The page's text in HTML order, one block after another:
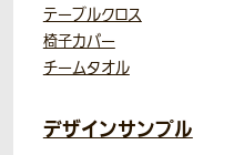
テーブルクロス
椅子カバー
チームタオル
デザインサンプル